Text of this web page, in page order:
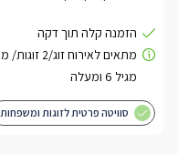
סוויטה פרטית לזוגות ומשפחות